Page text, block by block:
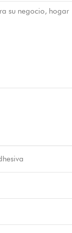
su negocio, hogar